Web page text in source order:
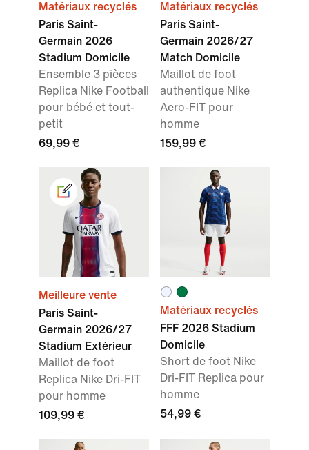
Matériaux recyclés
Paris Saint-
Germain 2026
Stadium Domicile
Ensemble 3 pièces
Replica Nike Football
pour bébé et tout-
petit
69,99 €
Matériaux recyclés
Paris Saint-
Germain 2026/27
Match Domicile
Maillot de foot
authentique Nike
Aero-FIT pour
homme
159,99 €
Meilleure vente
Paris Saint-
Germain 2026/27
Stadium Extérieur
Maillot de foot
Replica Nike Dri-FIT
pour homme
109,99 €
Matériaux recyclés
FFF 2026 Stadium
Domicile
Short de foot Nike
Dri-FIT Replica pour
homme
54,99 €